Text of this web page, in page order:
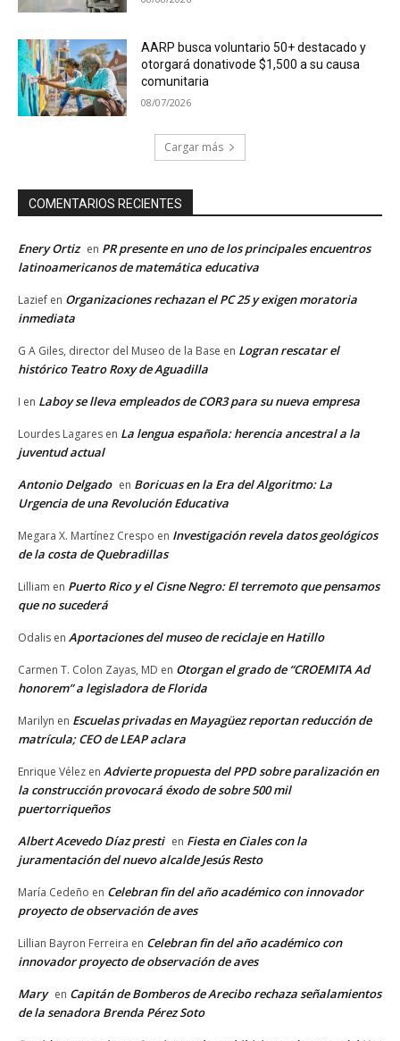
AARP busca voluntario 50+ destacado y
otorgará donativode $1,500 a su causa
comunitaria
08/07/2026
Cargar más
COMENTARIOS RECIENTES
Enery Ortiz en PR presente en uno de los principales encuentros
latinoamericanos de matemática educativa
Lazief en Organizaciones rechazan el PC 25 y exigen moratoria
inmediata
G A Giles, director del Museo de la Base en Logran rescatar el
histórico Teatro Roxy de Aguadilla
I en Laboy se lleva empleados de COR3 para su nueva empresa
Lourdes Lagares en La lengua española: herencia ancestral a la
juventud actual
Antonio Delgado en Boricuas en la Era del Algoritmo: La
Urgencia de una Revolución Educativa
Megara X. Martínez Crespo en Investigación revela datos geológicos
de la costa de Quebradillas
Lilliam en Puerto Rico y el Cisne Negro: El terremoto que pensamos
que no sucederá
Odalis en Aportaciones del museo de reciclaje en Hatillo
Carmen T. Colon Zayas, MD en Otorgan el grado de “CROEMITA Ad
honorem” a legisladora de Florida
Marilyn en Escuelas privadas en Mayagüez reportan reducción de
matrícula; CEO de LEAP aclara
Enrique Vélez en Advierte propuesta del PPD sobre paralización en
la construcción provocará éxodo de sobre 500 mil
puertorriqueños
Albert Acevedo Díaz presti en Fiesta en Ciales con la
juramentación del nuevo alcalde Jesús Resto
María Cedeño en Celebran fin del año académico con innovador
proyecto de observación de aves
Lillian Bayron Ferreira en Celebran fin del año académico con
innovador proyecto de observación de aves
Mary en Capitán de Bomberos de Arecibo rechaza señalamientos
de la senadora Brenda Pérez Soto